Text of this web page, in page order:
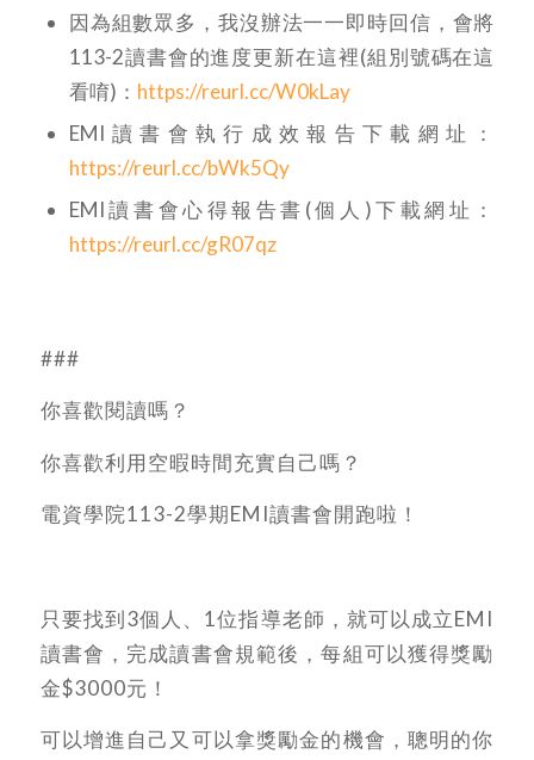
因為組數眾多，我沒辦法一一即時回信，會將
113-2讀書會的進度更新在這裡(組別號碼在這
看唷)： https://reurl.cc/W0kLay
EMI讀書會執行成效報告下載網址：
https://reurl.cc/bWk5Qy
EMI讀書會心得報告書(個人)下載網址：
https://reurl.cc/gR07qz
###
你喜歡閱讀嗎？
你喜歡利用空暇時間充實自己嗎？
電資學院113-2學期EMI讀書會開跑啦！
只要找到3個人、1位指導老師，就可以成立EMI
讀書會，完成讀書會規範後，每組可以獲得獎勵
金$3000元！
可以增進自己又可以拿獎勵金的機會，聰明的你